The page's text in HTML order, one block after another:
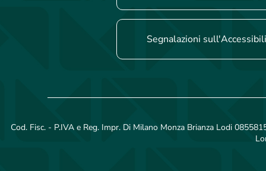
Segnalazioni
Cod. Fisc. - P.IVA e Reg. Impr. Di Milano Monza Brianza Lodi